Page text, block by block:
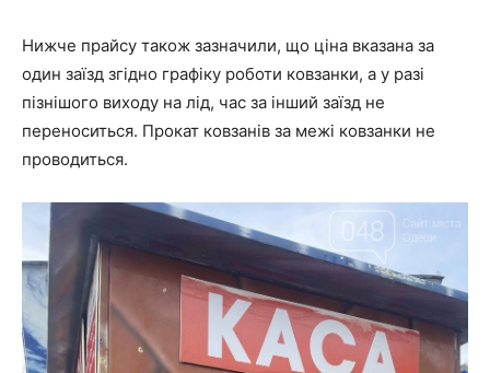
Нижче прайсу також зазначили, що ціна вказана за
один заїзд згідно графіку роботи ковзанки, а у разі
пізнішого виходу на лід, час за інший заїзд не
переноситься. Прокат ковзанів за межі ковзанки не
проводиться.